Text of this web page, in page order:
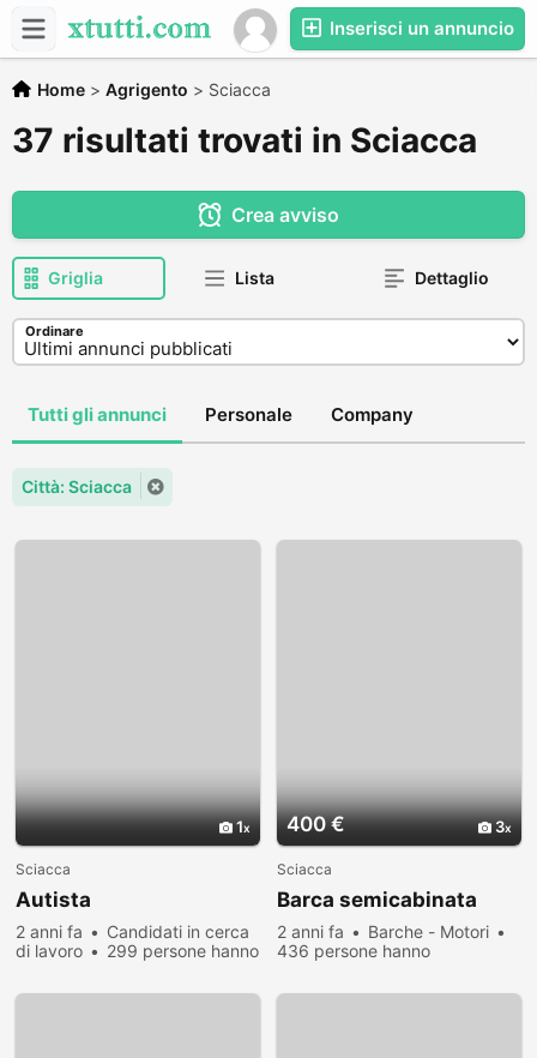
Inserisci un annuncio
Home > Agrigento > Sciacca
37 risultati trovati in Sciacca
Crea avviso
Griglia Lista Dettaglio
Ordinare
Tutti gli annunci Personale Company
Città: Sciacca
1
Sciacca
Autista
2 anni fa
Candidati in cerca
di lavoro
299 persone hanno
400 € 3
Sciacca
Barca semicabinata
2 anni fa
Barche - Motori
436 persone hanno